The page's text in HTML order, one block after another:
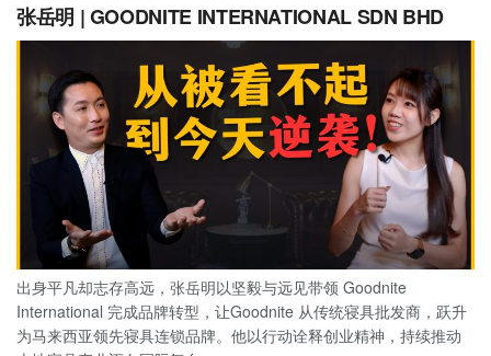
张岳明 | GOODNITE INTERNATIONAL SDN BHD
出身平凡却志存高远，张岳明以坚毅与远见带领 Goodnite
International 完成品牌转型，让Goodnite 从传统寝具批发商，跃升
为马来西亚领先寝具连锁品牌。他以行动诠释创业精神，持续推动